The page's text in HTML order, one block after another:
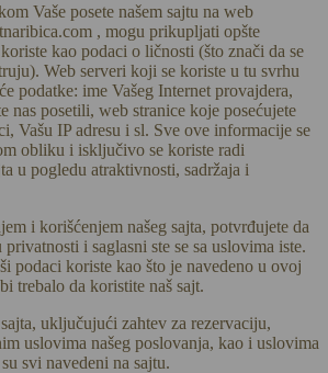
Vaše posete našem sajtu na web
, mogu prikupljati opšte
kao podaci o ličnosti (što znači da se
Web serveri koji se koriste u tu svrhu
podatke: ime Vašeg Internet provajdera,
nas posetili, web stranice koje posećujete
Vašu IP adresu i sl. Sve ove informacije se
obliku i isključivo se koriste radi
u pogledu atraktivnosti, sadržaja i
i korišćenjem našeg sajta, potvrđujete da
i saglasni ste se sa uslovima iste.
podaci koriste kao što je navedeno u ovoj
trebalo da koristite naš sajt.
uključujući zahtev za rezervaciju,
uslovima našeg poslovanja, kao i uslovima
svi navedeni na sajtu.